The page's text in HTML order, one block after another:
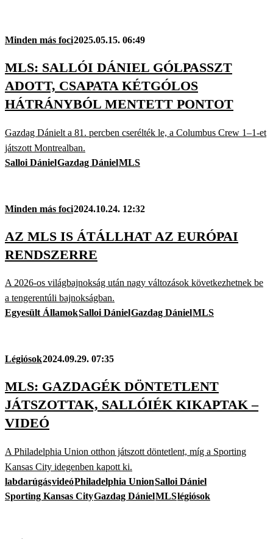
Minden más foci2025.05.15. 06:49
MLS: SALLÓI DÁNIEL GÓLPASSZT
ADOTT, CSAPATA KÉTGÓLOS
HÁTRÁNYBÓL MENTETT PONTOT
Gazdag Dánielt a 81. percben cserélték le, a Columbus Crew 1–1-et
játszott Montrealban.
Salloi DánielGazdag DánielMLS
Minden más foci2024.10.24. 12:32
AZ MLS IS ÁTÁLLHAT AZ EURÓPAI
RENDSZERRE
A 2026-os világbajnokság után nagy változások következhetnek be
a tengerentúli bajnokságban.
Egyesült ÁllamokSalloi DánielGazdag DánielMLS
Légiósok2024.09.29. 07:35
MLS: GAZDAGÉK DÖNTETLENT
JÁTSZOTTAK, SALLÓIÉK KIKAPTAK –
VIDEÓ
A Philadelphia Union otthon játszott döntetlent, míg a Sporting
Kansas City idegenben kapott ki.
labdarúgásvideóPhiladelphia UnionSalloi Dániel
Sporting Kansas CityGazdag DánielMLSlégiósok